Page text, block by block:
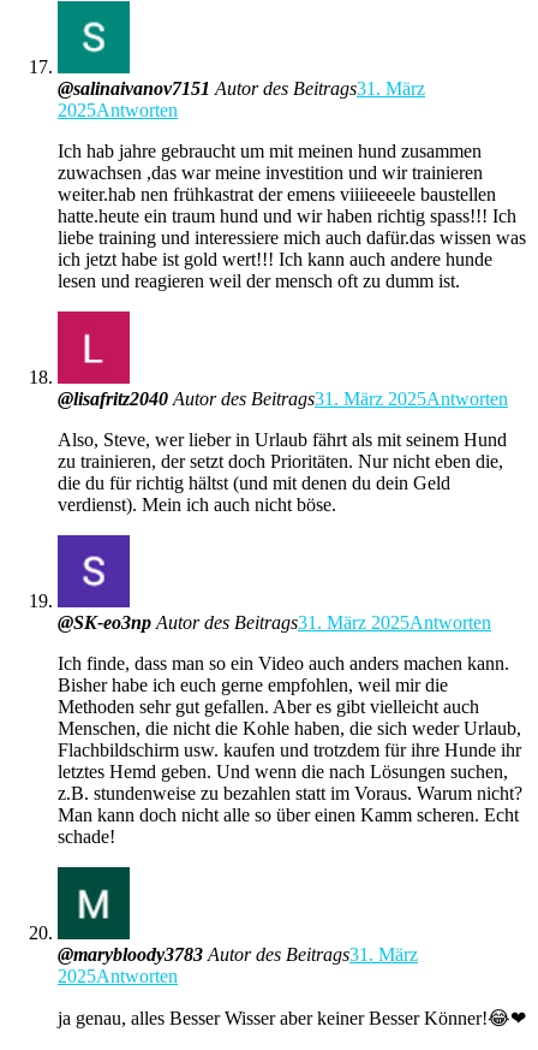
@salinaivanov7151 Autor des Beitrags31. März
2025Antworten
Ich hab jahre gebraucht um mit meinen hund zusammen
zuwachsen ,das war meine investition und wir trainieren
weiter.hab nen frühkastrat der emens viiiieeeele baustellen
hatte.heute ein traum hund und wir haben richtig spass!!! Ich
liebe training und interessiere mich auch dafür.das wissen was
ich jetzt habe ist gold wert!!! Ich kann auch andere hunde
lesen und reagieren weil der mensch oft zu dumm ist.
@lisafritz2040 Autor des Beitrags31. März 2025Antworten
Also, Steve, wer lieber in Urlaub fährt als mit seinem Hund
zu trainieren, der setzt doch Prioritäten. Nur nicht eben die,
die du für richtig hältst (und mit denen du dein Geld
verdienst). Mein ich auch nicht böse.
@SK-eo3np Autor des Beitrags31. März 2025Antworten
Ich finde, dass man so ein Video auch anders machen kann.
Bisher habe ich euch gerne empfohlen, weil mir die
Methoden sehr gut gefallen. Aber es gibt vielleicht auch
Menschen, die nicht die Kohle haben, die sich weder Urlaub,
Flachbildschirm usw. kaufen und trotzdem für ihre Hunde ihr
letztes Hemd geben. Und wenn die nach Lösungen suchen,
z.B. stundenweise zu bezahlen statt im Voraus. Warum nicht?
Man kann doch nicht alle so über einen Kamm scheren. Echt
schade!
@marybloody3783 Autor des Beitrags31. März
2025Antworten
ja genau, alles Besser Wisser aber keiner Besser Könner!😂❤